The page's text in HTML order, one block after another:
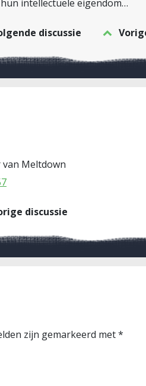
intellectuele eigendom…
discussie
van Meltdown
discussie
zijn gemarkeerd met*